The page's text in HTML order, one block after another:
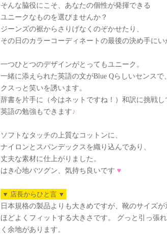
そんな脇役にこそ、あなたの個性が発揮できる
ユニークなものを選びませんか？
ジーンズの裾からさりげなくのぞかせたり、
その日のカラーコーディネートの最後の決め手にい
一つひとつのデザインがとってもユニーク。
一緒に添えられた英語の文がBlue Qらしいセンスで、
クスっと笑いを誘います。
辞書を片手に（今はネットですね！）和訳に挑戦し
英語の勉強もできます♪
ソフトなタッチの上質なコットンに、
ナイロンとスパンデックスを織り込んであり、
丈夫な素材に仕上がりました。
はき心地バツグン、気持ち良いです ♥
▼ 店長からひと言 ▼
日本規格の製品よりも大きめですが、靴のサイズが
ほどよくフィットする大きさです。 グっと引っ張
く余地があります。